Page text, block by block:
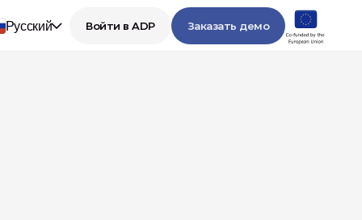
Русский Войти в ADP Заказать демо